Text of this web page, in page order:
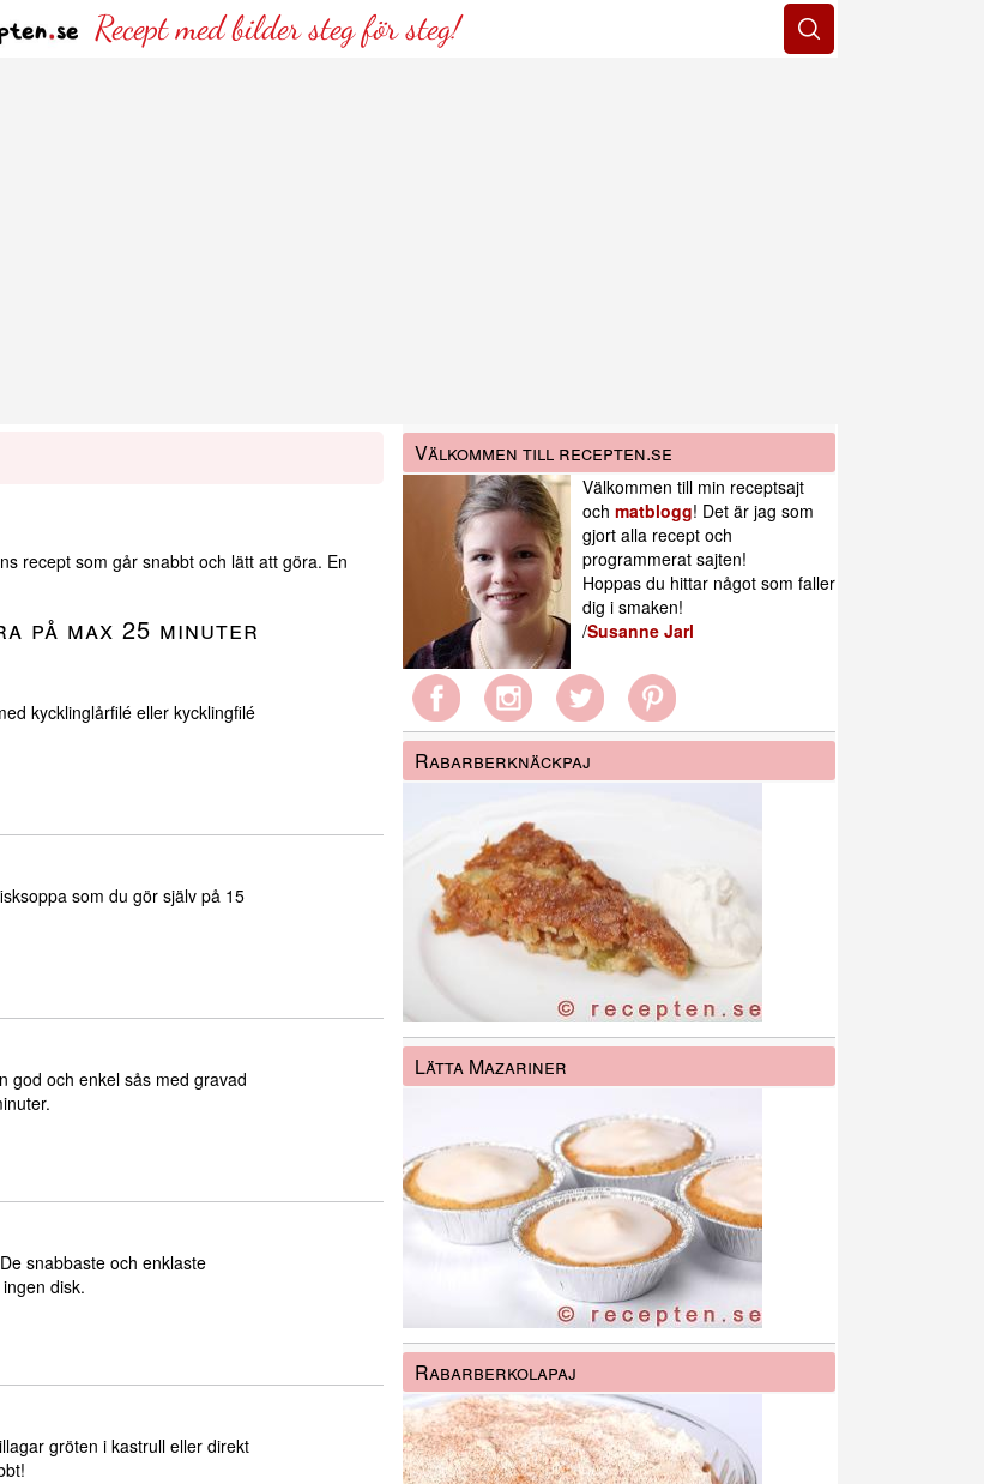
Recept med bilder steg för steg!
recept som går snabbt och lätt att göra. En
på max 25 minuter
kycklinglårfilé eller kycklingfilé
som du gör själv på 15
god och enkel sås med gravad
snabbaste och enklaste
disk.
gröten i kastrull eller direkt
Välkommen till recepten.se
Välkommen till min receptsajt
och matblogg! Det är jag som
gjort alla recept och
programmerat sajten!
Hoppas du hittar något som faller
dig i smaken!
/Susanne Jarl
Rabarberknäckpaj
Lätta Mazariner
Rabarberkolapaj